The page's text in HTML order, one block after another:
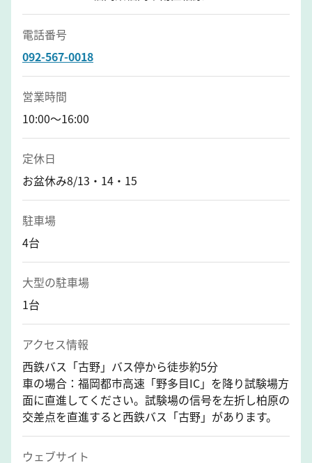
電話番号
092-567-0018
営業時間
10:00～16:00
定休日
お盆休み8/13・14・15
駐車場
4台
大型の駐車場
1台
アクセス情報
西鉄バス「古野」バス停から徒歩約5分
車の場合：福岡都市高速「野多目IC」を降り試験場方
面に直進してください。試験場の信号を左折し柏原の
交差点を直進すると西鉄バス「古野」があります。
ウェブサイト